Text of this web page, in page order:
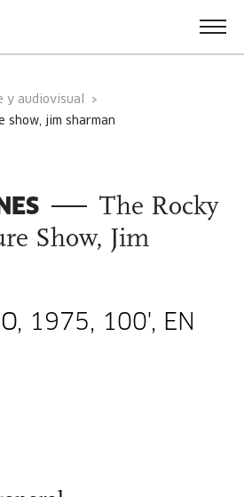
y audiovisual
show, jim sharman
The Rocky
Show, Jim
1975, 100', EN